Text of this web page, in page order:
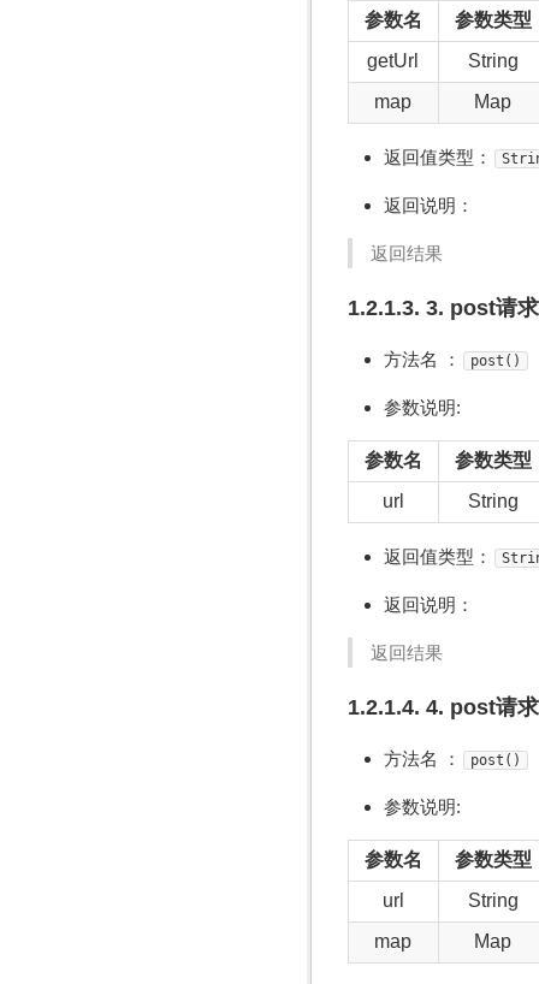
参数名
参数类型
getUrl
String
map
Map
返回值类型：
返回说明：
返回结果
1.2.1.3. 3. post请求
方法名 ： post()
参数说明:
参数名
参数类型
url
String
返回值类型：
返回说明：
返回结果
1.2.1.4. 4. post请求
方法名 ： post()
参数说明:
参数名
参数类型
url
String
map
Map